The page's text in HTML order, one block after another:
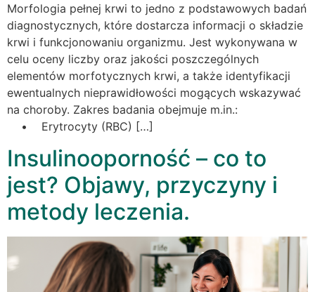
Morfologia pełnej krwi to jedno z podstawowych badań
diagnostycznych, które dostarcza informacji o składzie
krwi i funkcjonowaniu organizmu. Jest wykonywana w
celu oceny liczby oraz jakości poszczególnych
elementów morfotycznych krwi, a także identyfikacji
ewentualnych nieprawidłowości mogących wskazywać
na choroby. Zakres badania obejmuje m.in.:
• Erytrocyty (RBC) […]
Insulinooporność – co to
jest? Objawy, przyczyny i
metody leczenia.